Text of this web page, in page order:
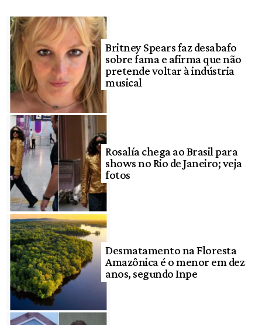
Britney Spears faz desabafo
sobre fama e afirma que não
pretende voltar à indústria
musical
Rosalía chega ao Brasil para
shows no Rio de Janeiro; veja
fotos
Desmatamento na Floresta
Amazônica é o menor em dez
anos, segundo Inpe